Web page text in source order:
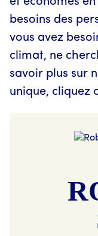
besoins des
vous avez
climat, ne
savoir plus sur
unique, cliquez